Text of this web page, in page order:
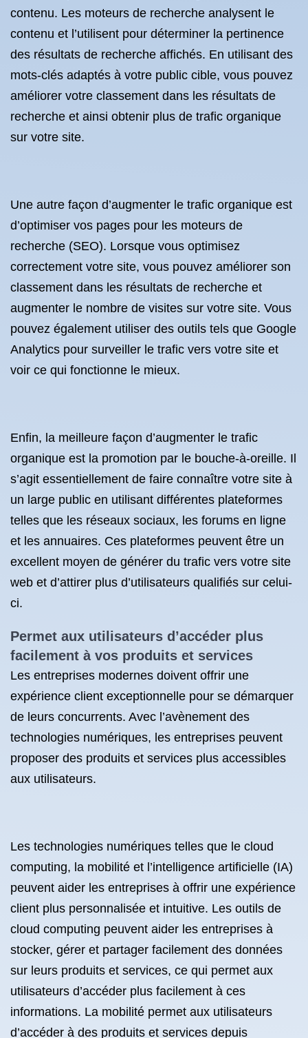
contenu. Les moteurs de recherche analysent le
contenu et l’utilisent pour déterminer la pertinence
des résultats de recherche affichés. En utilisant des
mots-clés adaptés à votre public cible, vous pouvez
améliorer votre classement dans les résultats de
recherche et ainsi obtenir plus de trafic organique
sur votre site.
Une autre façon d’augmenter le trafic organique est
d’optimiser vos pages pour les moteurs de
recherche (SEO). Lorsque vous optimisez
correctement votre site, vous pouvez améliorer son
classement dans les résultats de recherche et
augmenter le nombre de visites sur votre site. Vous
pouvez également utiliser des outils tels que Google
Analytics pour surveiller le trafic vers votre site et
voir ce qui fonctionne le mieux.
Enfin, la meilleure façon d’augmenter le trafic
organique est la promotion par le bouche-à-oreille. Il
s’agit essentiellement de faire connaître votre site à
un large public en utilisant différentes plateformes
telles que les réseaux sociaux, les forums en ligne
et les annuaires. Ces plateformes peuvent être un
excellent moyen de générer du trafic vers votre site
web et d’attirer plus d’utilisateurs qualifiés sur celui-
ci.
Permet aux utilisateurs d’accéder plus
facilement à vos produits et services
Les entreprises modernes doivent offrir une
expérience client exceptionnelle pour se démarquer
de leurs concurrents. Avec l’avènement des
technologies numériques, les entreprises peuvent
proposer des produits et services plus accessibles
aux utilisateurs.
Les technologies numériques telles que le cloud
computing, la mobilité et l’intelligence artificielle (IA)
peuvent aider les entreprises à offrir une expérience
client plus personnalisée et intuitive. Les outils de
cloud computing peuvent aider les entreprises à
stocker, gérer et partager facilement des données
sur leurs produits et services, ce qui permet aux
utilisateurs d’accéder plus facilement à ces
informations. La mobilité permet aux utilisateurs
d’accéder à des produits et services depuis